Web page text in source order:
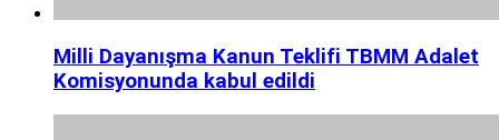
Milli Dayanışma Kanun Teklifi TBMM Adalet
Komisyonunda kabul edildi